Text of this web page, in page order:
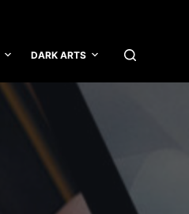
DARK ARTS